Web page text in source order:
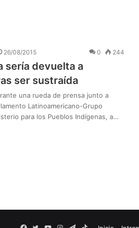
26/08/2015 0 244
sería devuelta a
ser sustraída
una rueda de prensa junto a
Latinoamericano-Grupo
para los Pueblos Indígenas, a…